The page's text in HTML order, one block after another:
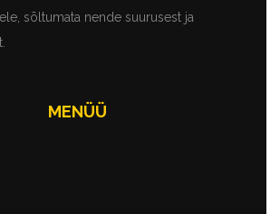
sõltumata nende suurusest ja
MENÜÜ